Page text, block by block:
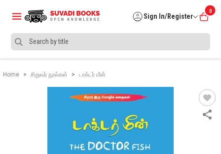
Sign In/Register
0
Home சிறுவர் நூல்கள் டாக்டர் மீன்